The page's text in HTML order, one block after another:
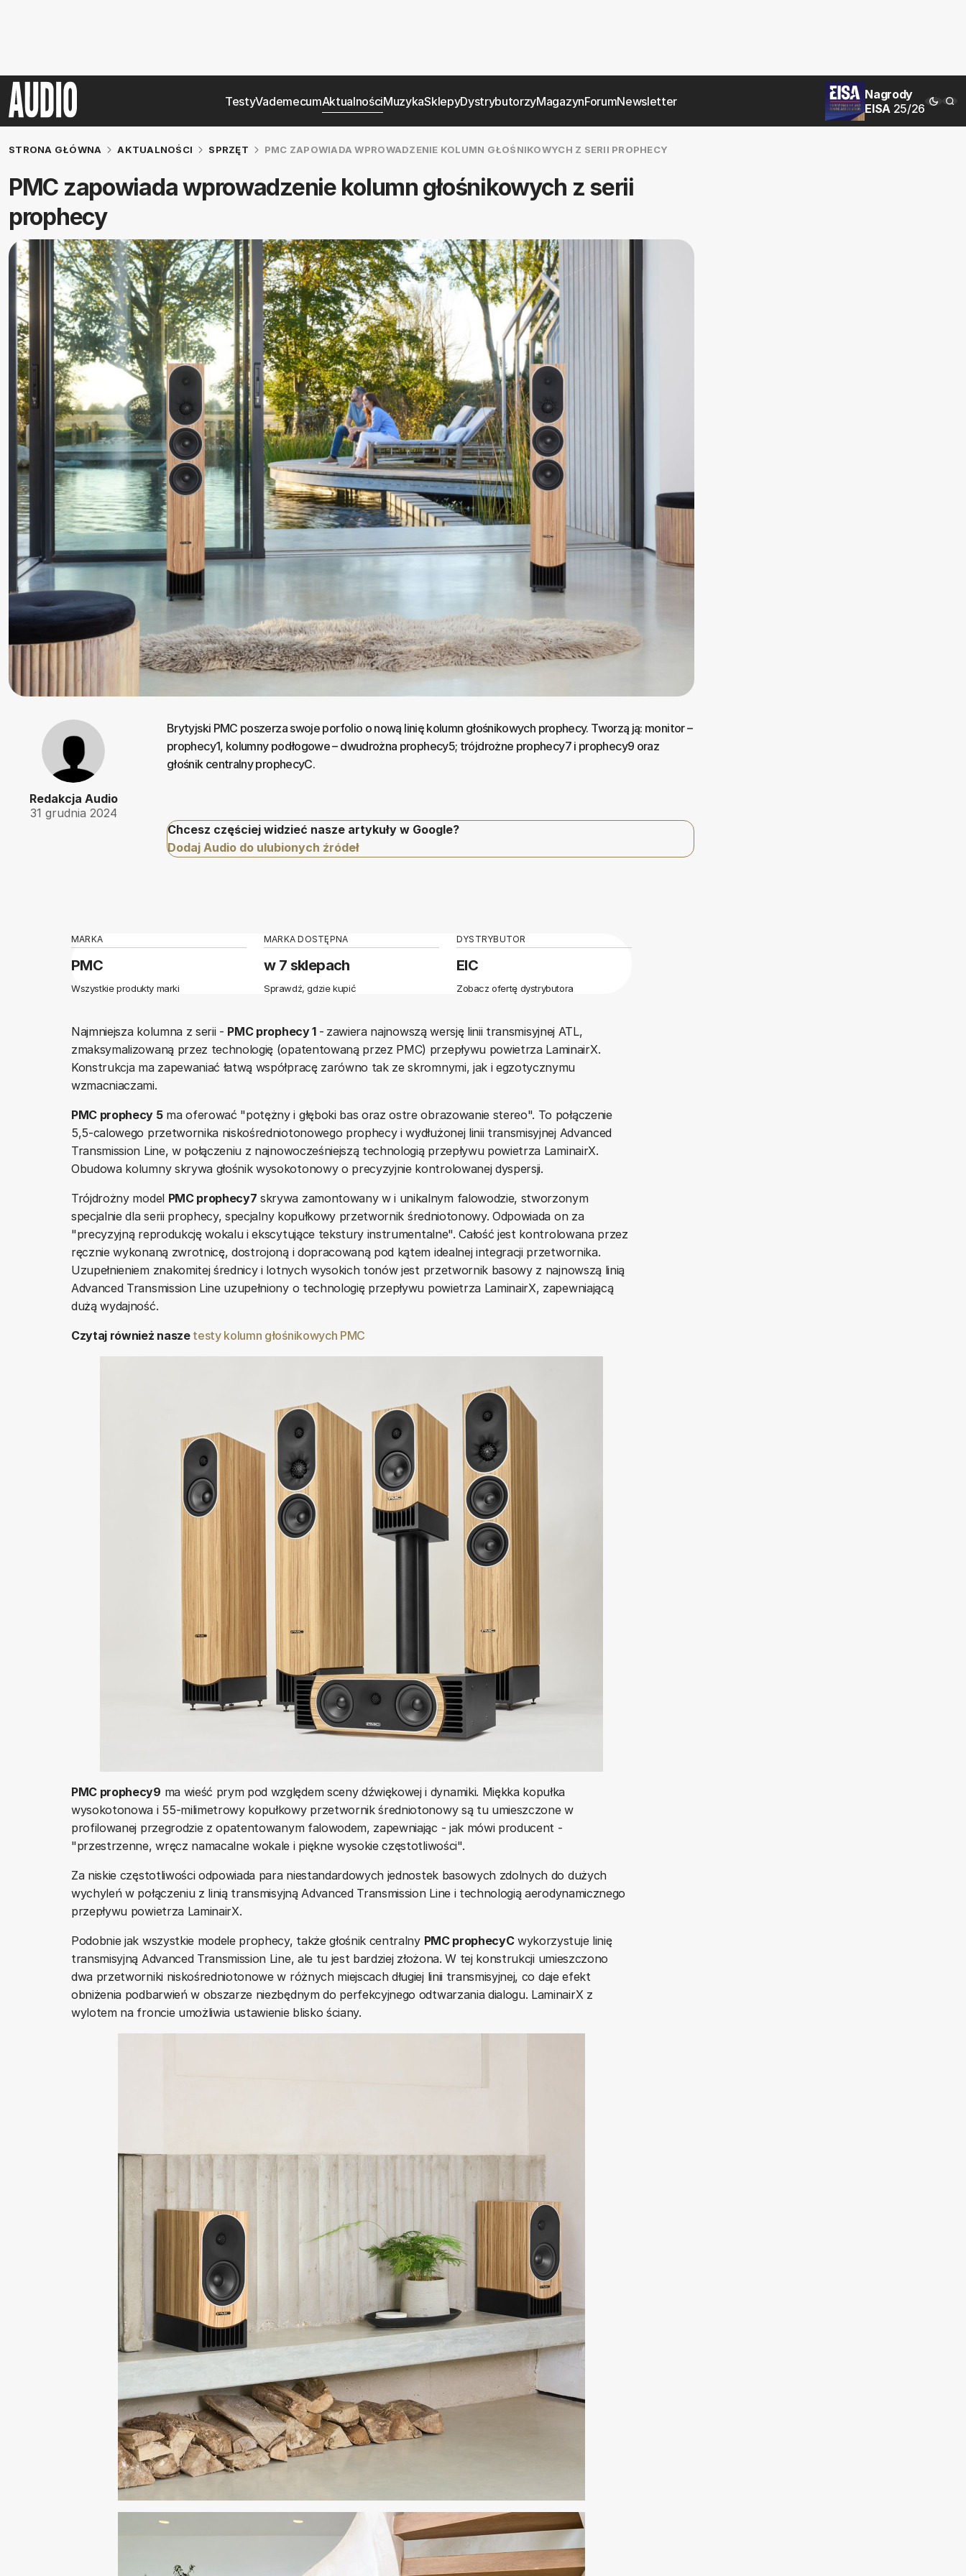
TestyVademecumAktualnościMuzykaSklepyDystrybutorzyMagazynForumNewsletter
Nagrody
EISA 25/26
STRONA GŁÓWNA AKTUALNOŚCI SPRZĘT PMC ZAPOWIADA WPROWADZENIE KOLUMN GŁOŚNIKOWYCH Z SERII PROPHECY
PMC zapowiada wprowadzenie kolumn głośnikowych z serii
prophecy
Redakcja Audio
31 grudnia 2024
Brytyjski PMC poszerza swoje porfolio o nową linię kolumn głośnikowych prophecy. Tworzą ją: monitor –
prophecy1, kolumny podłogowe – dwudrożna prophecy5; trójdrożne prophecy7 i prophecy9 oraz
głośnik centralny prophecyC.
Chcesz częściej widzieć nasze artykuły w Google?
Dodaj Audio do ulubionych źródeł
MARKA
PMC
Wszystkie produkty marki
MARKA DOSTĘPNA
w 7 sklepach
Sprawdź, gdzie kupić
DYSTRYBUTOR
EIC
Zobacz ofertę dystrybutora
Najmniejsza kolumna z serii - PMC prophecy 1 - zawiera najnowszą wersję linii transmisyjnej ATL,
zmaksymalizowaną przez technologię (opatentowaną przez PMC) przepływu powietrza LaminairX.
Konstrukcja ma zapewaniać łatwą współpracę zarówno tak ze skromnymi, jak i egzotycznymu
wzmacniaczami.
PMC prophecy 5ma oferować "potężny i głęboki bas oraz ostre obrazowanie stereo". To połączenie
5,5-calowego przetwornika niskośredniotonowego prophecy i wydłużonej linii transmisyjnej Advanced
Transmission Line, w połączeniu z najnowocześniejszą technologią przepływu powietrza LaminairX.
Obudowa kolumny skrywa głośnik wysokotonowy o precyzyjnie kontrolowanej dyspersji.
Trójdrożny model PMC prophecy7 skrywa zamontowany w i unikalnym falowodzie, stworzonym
specjalnie dla serii prophecy, specjalny kopułkowy przetwornik średniotonowy. Odpowiada on za
"precyzyjną reprodukcję wokalu i ekscytujące tekstury instrumentalne". Całość jest kontrolowana przez
ręcznie wykonaną zwrotnicę, dostrojoną i dopracowaną pod kątem idealnej integracji przetwornika.
Uzupełnieniem znakomitej średnicy i lotnych wysokich tonów jest przetwornik basowy z najnowszą linią
Advanced Transmission Line uzupełniony o technologię przepływu powietrza LaminairX, zapewniającą
dużą wydajność.
Czytaj również nasze testy kolumn głośnikowych PMC
PMC prophecy9 ma wieść prym pod względem sceny dźwiękowej i dynamiki. Miękka kopułka
wysokotonowa i 55-milimetrowy kopułkowy przetwornik średniotonowy są tu umieszczone w
profilowanej przegrodzie z opatentowanym falowodem, zapewniając - jak mówi producent -
"przestrzenne, wręcz namacalne wokale i piękne wysokie częstotliwości".
Za niskie częstotliwości odpowiada para niestandardowych jednostek basowych zdolnych do dużych
wychyleń w połączeniu z linią transmisyjną Advanced Transmission Line i technologią aerodynamicznego
przepływu powietrza LaminairX.
Podobnie jak wszystkie modele prophecy, także głośnik centralny PMC prophecyCwykorzystuje linię
transmisyjną Advanced Transmission Line, ale tu jest bardziej złożona. W tej konstrukcji umieszczono
dwa przetworniki niskośredniotonowe w różnych miejscach długiej linii transmisyjnej, co daje efekt
obniżenia podbarwień w obszarze niezbędnym do perfekcyjnego odtwarzania dialogu. LaminairX z
wylotem na froncie umożliwia ustawienie blisko ściany.